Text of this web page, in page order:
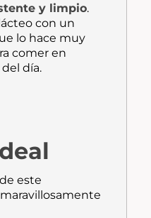
y limpio.
con un
lo hace muy
comer en
día.
este